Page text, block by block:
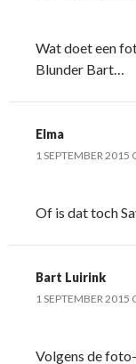
Wat doet een
Blunder Bart…
Elma
1 SEPTEMBER 2015
Of is dat toch
Bart Luirink
1 SEPTEMBER 2015
Volgens de